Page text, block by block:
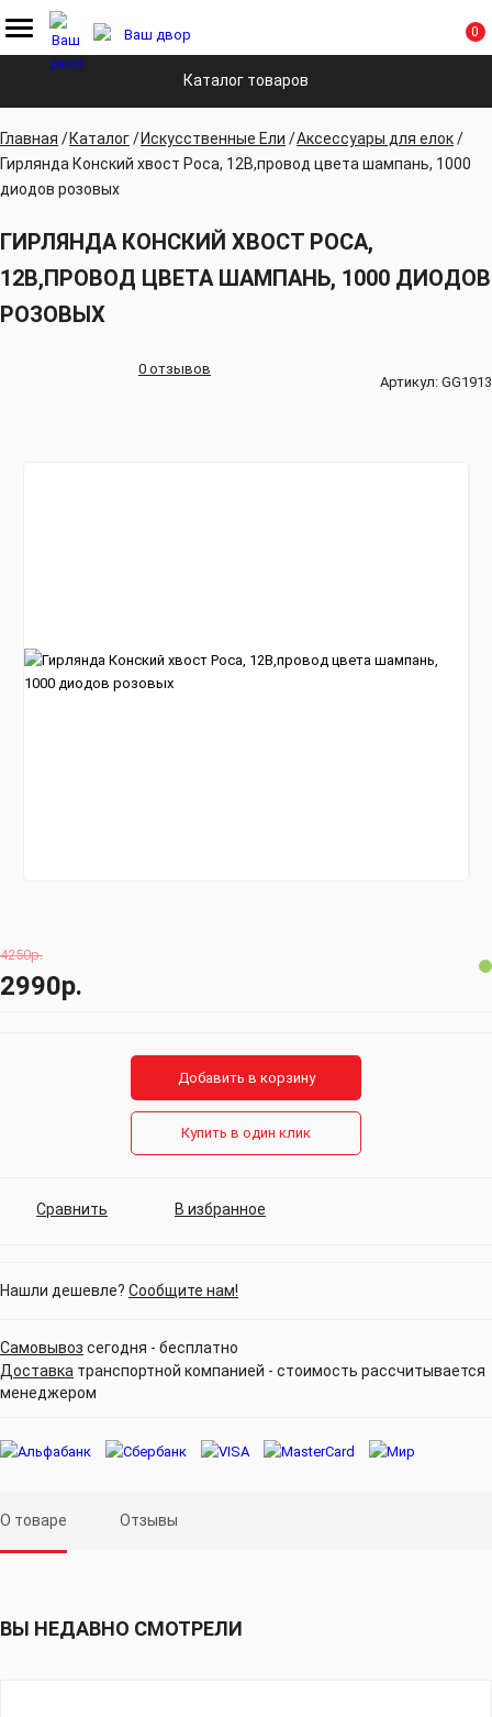
0
Каталог товаров
Главная Каталог Искусственные Ели
Аксессуары для елок
Гирлянда Конский хвост Роса, 12В,провод цвета шампань, 1000
диодов розовых
ГИРЛЯНДА КОНСКИЙ ХВОСТ РОСА,
12В,ПРОВОД ЦВЕТА ШАМПАНЬ, 1000 ДИОДОВ
РОЗОВЫХ
Артикул: GG1913
0 отзывов
4250р.
2990р.
Добавить в корзину
Купить в один клик
Сравнить В избранное
Нашли дешевле? Сообщите нам!
Самовывоз сегодня - бесплатно
Доставка транспортной компанией - стоимость рассчитывается
менеджером
О товаре Отзывы
ВЫ НЕДАВНО СМОТРЕЛИ